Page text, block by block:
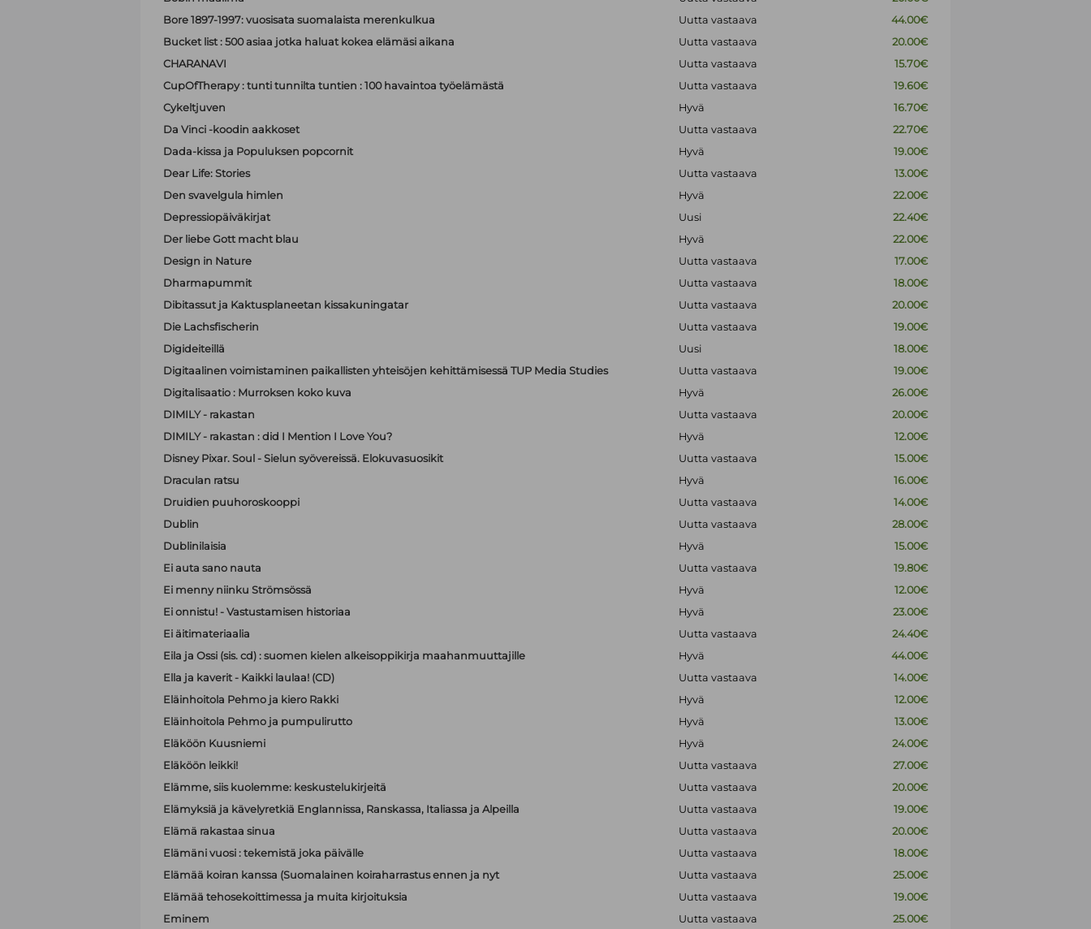
Bore 1897-1997: vuosisata suomalaista merenkulkua
Uutta vastaava
44.00€
Bucket list : 500 asiaa jotka haluat kokea elämäsi aikana
Uutta vastaava
20.00€
CHARANAVI
Uutta vastaava
15.70€
CupOfTherapy : tunti tunnilta tuntien : 100 havaintoa työelämästä
Uutta vastaava
19.60€
Cykeltjuven
Hyvä
16.70€
Da Vinci -koodin aakkoset
Uutta vastaava
22.70€
Dada-kissa ja Populuksen popcornit
Hyvä
19.00€
Dear Life: Stories
Uutta vastaava
13.00€
Den svavelgula himlen
Hyvä
22.00€
Depressiopäiväkirjat
Uusi
22.40€
Der liebe Gott macht blau
Hyvä
22.00€
Design in Nature
Uutta vastaava
17.00€
Dharmapummit
Uutta vastaava
18.00€
Dibitassut ja Kaktusplaneetan kissakuningatar
Uutta vastaava
20.00€
Die Lachsfischerin
Uutta vastaava
19.00€
Digideiteillä
Uusi
18.00€
Digitaalinen voimistaminen paikallisten yhteisöjen kehittämisessä TUP Media Studies
Uutta vastaava
19.00€
Digitalisaatio : Murroksen koko kuva
Hyvä
26.00€
DIMILY - rakastan
Uutta vastaava
20.00€
DIMILY - rakastan : did I Mention I Love You?
Hyvä
12.00€
Disney Pixar. Soul - Sielun syövereissä. Elokuvasuosikit
Uutta vastaava
15.00€
Draculan ratsu
Hyvä
16.00€
Druidien puuhoroskooppi
Uutta vastaava
14.00€
Dublin
Uutta vastaava
28.00€
Dublinilaisia
Hyvä
15.00€
Ei auta sano nauta
Uutta vastaava
19.80€
Ei menny niinku Strömsössä
Hyvä
12.00€
Ei onnistu! - Vastustamisen historiaa
Hyvä
23.00€
Ei äitimateriaalia
Uutta vastaava
24.40€
Eila ja Ossi (sis. cd) : suomen kielen alkeisoppikirja maahanmuuttajille
Hyvä
44.00€
Ella ja kaverit - Kaikki laulaa! (CD)
Uutta vastaava
14.00€
Eläinhoitola Pehmo ja kiero Rakki
Hyvä
12.00€
Eläinhoitola Pehmo ja pumpulirutto
Hyvä
13.00€
Eläköön Kuusniemi
Hyvä
24.00€
Eläköön leikki!
Uutta vastaava
27.00€
Elämme, siis kuolemme: keskustelukirjeitä
Uutta vastaava
20.00€
Elämyksiä ja kävelyretkiä Englannissa, Ranskassa, Italiassa ja Alpeilla
Uutta vastaava
19.00€
Elämä rakastaa sinua
Uutta vastaava
20.00€
Elämäni vuosi : tekemistä joka päivälle
Uutta vastaava
18.00€
Elämää koiran kanssa (Suomalainen koiraharrastus ennen ja nyt
Uutta vastaava
25.00€
Elämää tehosekoittimessa ja muita kirjoituksia
Uutta vastaava
19.00€
Eminem
Uutta vastaava 25.00€